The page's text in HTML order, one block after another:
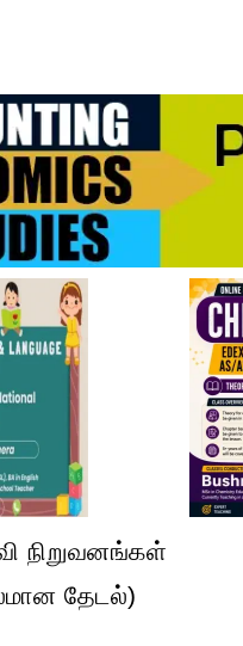
நிறுவனங்கள்
தேடல்)